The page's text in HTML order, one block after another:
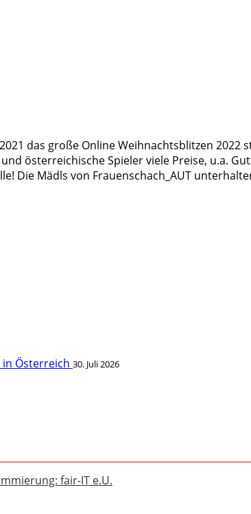
das große Online Weihnachtsblitzen 2022
österreichische Spieler viele Preise, u.a.
Die Mädls von Frauenschach_AUT
Österreich 30. Juli 2026
fair-IT e.U.